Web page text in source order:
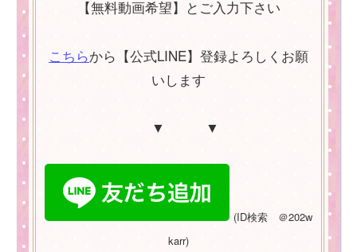
【無料動画希望】とご入力下さい
こちらから【公式LINE】登録よろしくお願
いします
▼ ▼
(ID検索 ＠202w
karr)